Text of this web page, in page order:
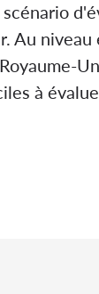
Au niveau
à